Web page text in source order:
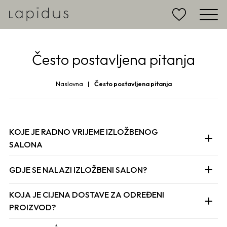
Često postavljena pitanja
Naslovna Često postavljena pitanja
KOJE JE RADNO VRIJEME IZLOŽBENOG
SALONA
sati radnim danom, a subotom od 8.00 do 14.00 sati
GDJE SE NALAZI IZLOŽBENI SALON?
Izložbeni salon se nalazi na adresi
Avenija Dubrovnik 15,
Paviljon 12 (Zagrebački velesajam),10000 Zagreb
KOJA JE CIJENA DOSTAVE ZA ODREĐENI
PROIZVOD?